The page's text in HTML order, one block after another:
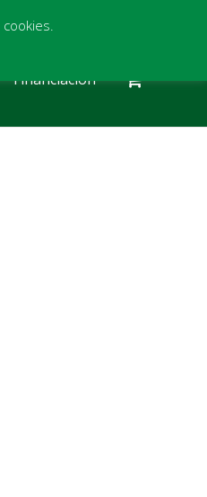
Financiación